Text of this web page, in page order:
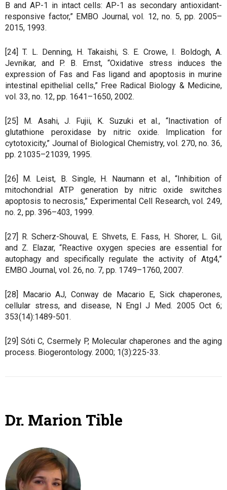
B and AP-1 in intact cells: AP-1 as secondary antioxidant-
responsive factor,” EMBO Journal, vol. 12, no. 5, pp. 2005–
2015, 1993.
[24] T. L. Denning, H. Takaishi, S. E. Crowe, I. Boldogh, A.
Jevnikar, and P. B. Ernst, “Oxidative stress induces the
expression of Fas and Fas ligand and apoptosis in murine
intestinal epithelial cells,” Free Radical Biology & Medicine,
vol. 33, no. 12, pp. 1641–1650, 2002.
[25] M. Asahi, J. Fujii, K. Suzuki et al., “Inactivation of
glutathione peroxidase by nitric oxide. Implication for
cytotoxicity,” Journal of Biological Chemistry, vol. 270, no. 36,
pp. 21035–21039, 1995.
[26] M. Leist, B. Single, H. Naumann et al., “Inhibition of
mitochondrial ATP generation by nitric oxide switches
apoptosis to necrosis,” Experimental Cell Research, vol. 249,
no. 2, pp. 396–403, 1999.
[27] R. Scherz-Shouval, E. Shvets, E. Fass, H. Shorer, L. Gil,
and Z. Elazar, “Reactive oxygen species are essential for
autophagy and specifically regulate the activity of Atg4,”
EMBO Journal, vol. 26, no. 7, pp. 1749–1760, 2007.
[28] Macario AJ, Conway de Macario E, Sick chaperones,
cellular stress, and disease, N Engl J Med. 2005 Oct 6;
353(14):1489-501.
[29] Sóti C, Csermely P, Molecular chaperones and the aging
process. Biogerontology. 2000; 1(3):225-33.
Dr. Marion Tible